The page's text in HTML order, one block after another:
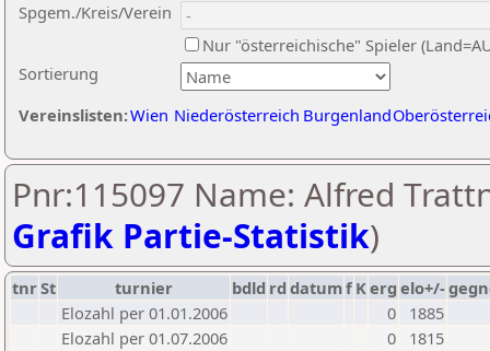
Sortierung
Spgem./Kreis/Verein
Nur "österreichische" Spieler
Vereinslisten:Wien Niederösterreich Burgenland
Pnr:115097 Name: Alfred
Grafik Partie-Statistik)
tnrSt turnier bdld rd datumf Kerg elo+/-
Elozahl per 01.01.2006
0
1885
Elozahl per 01.07.2006
0
1815